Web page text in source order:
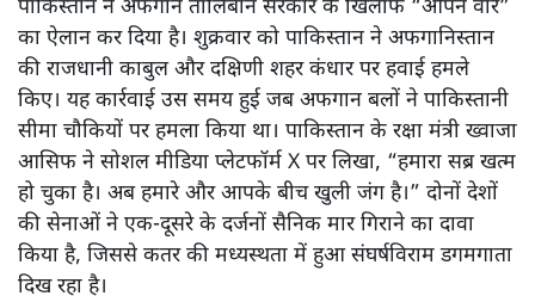
पाकिस्तान ने अफगान तालिबान सरकार के खिलाफ “ओपन वॉर”
का ऐलान कर दिया है। शुक्रवार को पाकिस्तान ने अफगानिस्तान
की राजधानी काबुल और दक्षिणी शहर कंधार पर हवाई हमले
किए। यह कार्रवाई उस समय हुई जब अफगान बलों ने पाकिस्तानी
सीमा चौकियों पर हमला किया था। पाकिस्तान के रक्षा मंत्री ख्वाजा
आसिफ ने सोशल मीडिया प्लेटफॉर्म X पर लिखा, “हमारा सब्र खत्म
हो चुका है। अब हमारे और आपके बीच खुली जंग है।” दोनों देशों
की सेनाओं ने एक-दूसरे के दर्जनों सैनिक मार गिराने का दावा
किया है, जिससे कतर की मध्यस्थता में हुआ संघर्षविराम डगमगाता
दिख रहा है।